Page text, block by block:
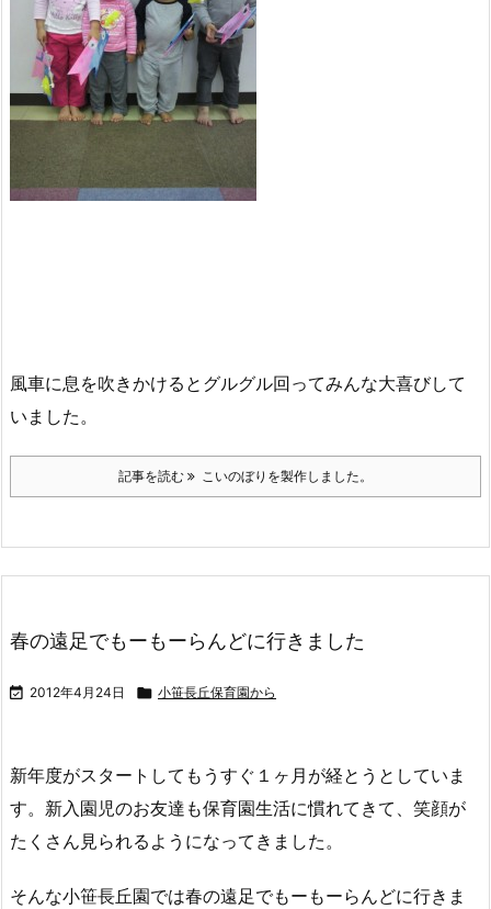
風車に息を吹きかけるとグルグル回ってみんな大喜びして
いました。
記事を読む こいのぼりを製作しました。
春の遠足でもーもーらんどに行きました
 2012年4月24日  小笹長丘保育園から
新年度がスタートしてもうすぐ１ヶ月が経とうとしていま
す。新入園児のお友達も保育園生活に慣れてきて、笑顔が
たくさん見られるようになってきました。
そんな小笹長丘園では春の遠足でもーもーらんどに行きま